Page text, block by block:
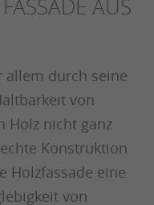
AUS
allem durch seine
von
Holz nicht ganz
Konstruktion
Holzfassade eine
von